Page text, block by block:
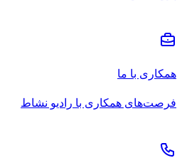
همکاری با ما
فرصت‌های همکاری با رادیو نشاط